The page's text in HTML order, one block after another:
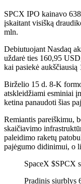
SPCX IPO kainavo
įskaitant visišką
mln.
Debiutuojant Nasdaq
uždarė ties 160,95
kai pasiekė
Birželio 15 d. 8-K
atskleidžiami esminiai
ketina panaudoti šias
Remiantis pareiškimu,
skaičiavimo
paleidimo raketų
pajėgumo didinimui, o
SpaceX $SPCX
Pradinis siurblys